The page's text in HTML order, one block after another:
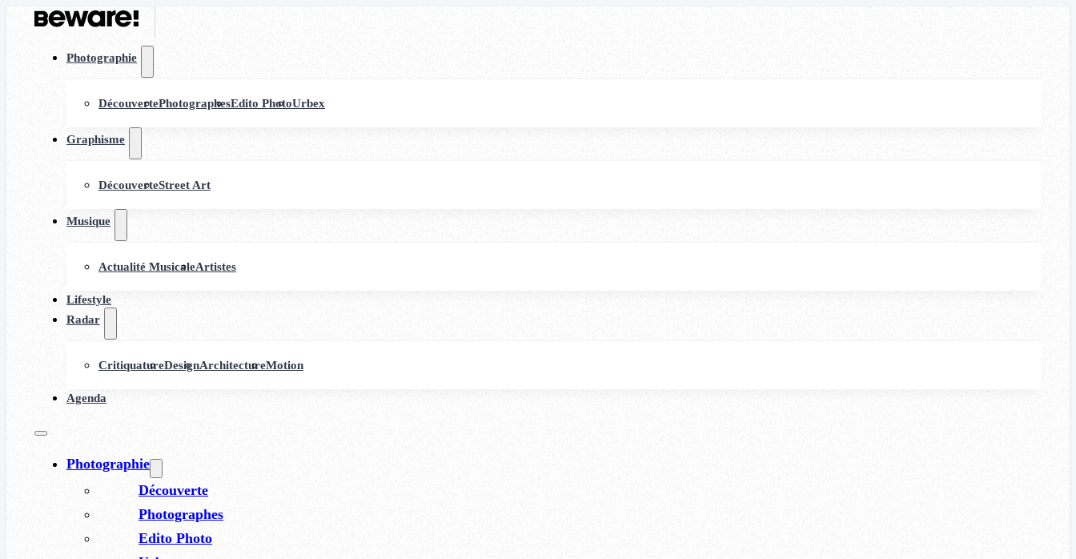
Photographie
DécouvertePhotographesEdito PhotoUrbex
Graphisme
DécouverteStreet Art
Musique
Actualité MusicaleArtistes
Lifestyle
Radar
CritiquatureDesignArchitectureMotion
Agenda
Photographie
Découverte
Photographes
Edito Photo